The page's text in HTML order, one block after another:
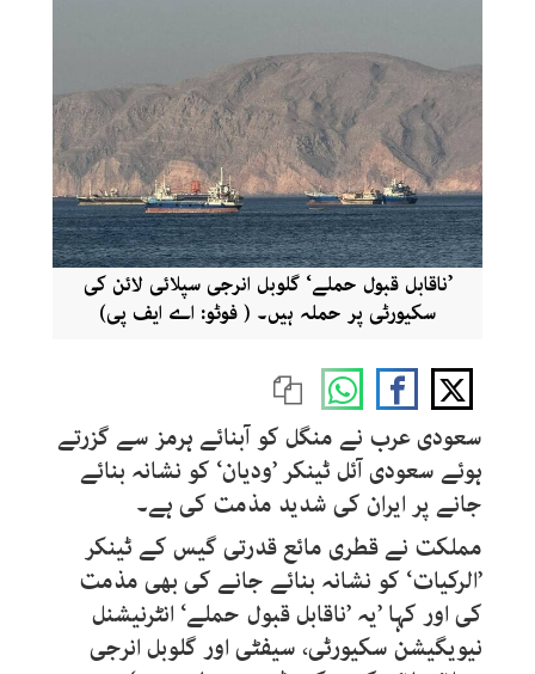
’ناقابل قبول حملے‘ گلوبل انرجی سپلائی لائن کی
سکیورٹی پر حملہ ہیں۔ ( فوٹو: اے ایف پی)
سعودی عرب نے منگل کو آبنائے ہرمز سے گزرتے
ہوئے سعودی آئل ٹینکر ’ودیان‘ کو نشانہ بنائے
جانے پر ایران کی شدید مذمت کی ہے۔
مملکت نے قطری مائع قدرتی گیس کے ٹینکر
’الرکیات‘ کو نشانہ بنائے جانے کی بھی مذمت
کی اور کہا ’یہ ’ناقابل قبول حملے‘ انٹرنیشنل
نیویگیشن سکیورٹی، سیفٹی اور گلوبل انرجی